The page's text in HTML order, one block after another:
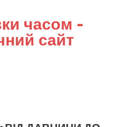
часом –
сайт